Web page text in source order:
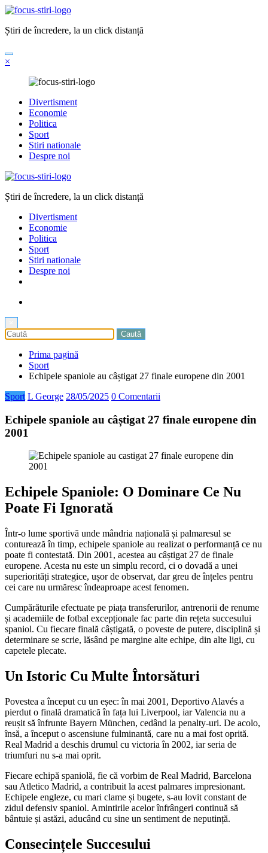
Sari
conținut
Știri de încredere, la un click distanță
×
Divertisment
Economie
Politica
Sport
Stiri nationale
Despre noi
Știri de încredere, la un click distanță
Divertisment
Economie
Politica
Sport
Stiri nationale
Despre noi
Prima pagină
Sport
Echipele spaniole au câștigat 27 finale europene din 2001
Sport L George 28/05/2025 0 Comentarii
Echipele spaniole au câștigat 27 finale europene din
2001
Echipele Spaniole: O Dominare Ce Nu
Poate Fi Ignorată
Într-o lume sportivă unde mândria națională și palmaresul se
conturează în timp, echipele spaniole au realizat o performanță ce nu
poate fi contestată. Din 2001, acestea au câștigat 27 de finale
europene. Acesta nu este un simplu record, ci o dovadă a unei
superiorități strategice, ușor de observat, dar greu de înțeles pentru
cei care nu urmăresc îndeaproape acest fenomen.
Cumpărăturile efectuate pe piața transferurilor, antrenorii de renume
și academiile de fotbal excepționale fac parte din rețeta succesului
spaniol. Cu fiecare finală câștigată, o poveste de putere, disciplină și
determinare se scrie, lăsând pe margine alte echipe, din alte ligi, cu
capetele plecate.
Un Istoric Cu Multe Întorsături
Povestea a început cu un eșec: în mai 2001, Deportivo Alavés a
pierdut o finală dramatică în fața lui Liverpool, iar Valencia nu a
reușit să înfrunte Bayern München, cedând la penalty-uri. De acolo,
însă, a început o ascensiune fulminantă, care nu a mai fost oprită.
Real Madrid a deschis drumul cu victoria în 2002, iar seria de
triumfuri nu s-a mai oprit.
Fiecare echipă spaniolă, fie că vorbim de Real Madrid, Barcelona
sau Atletico Madrid, a contribuit la acest palmares impresionant.
Echipele engleze, cu mari clame și bugete, s-au lovit constant de
zidul defensiv spaniol. Amintirile acelor înfrângeri continuă să
bântuie și astăzi, aducând cu sine un sentiment de neputință.
Consecințele Succesului